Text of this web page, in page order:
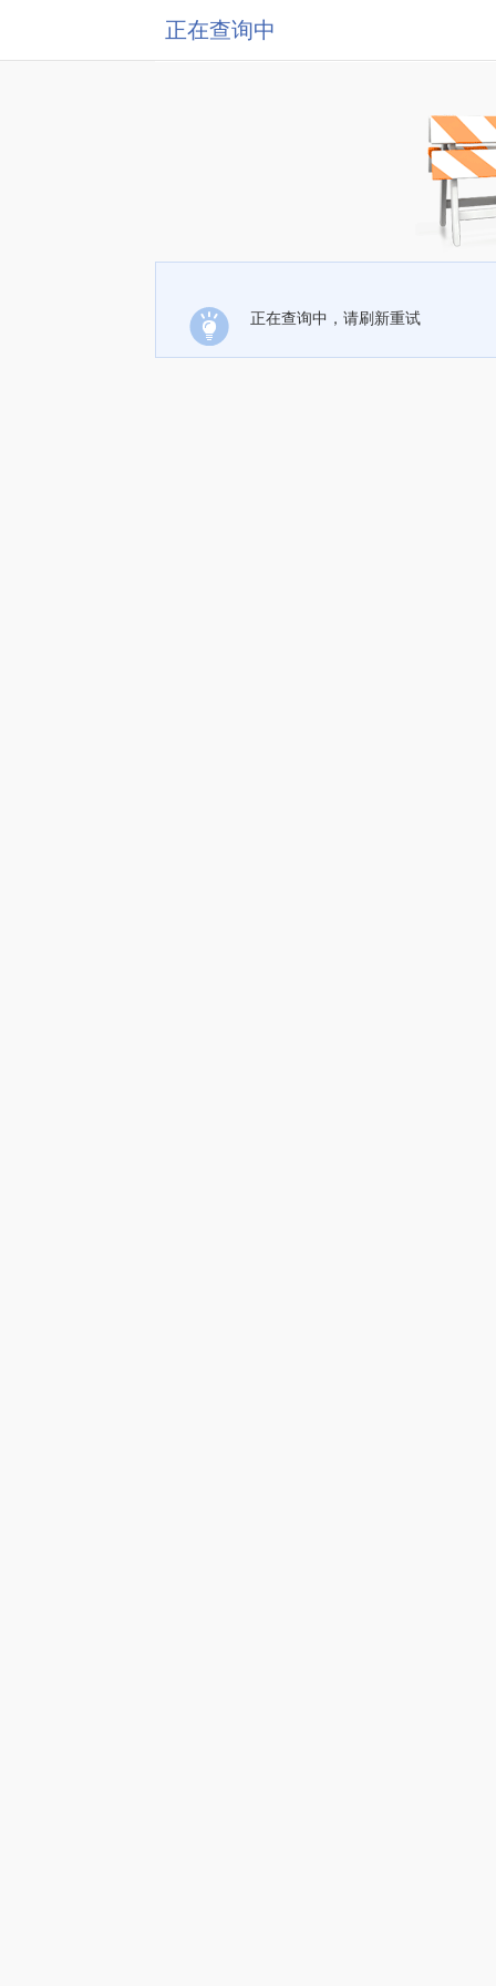
正在查询中
正在查询中，请刷新重试